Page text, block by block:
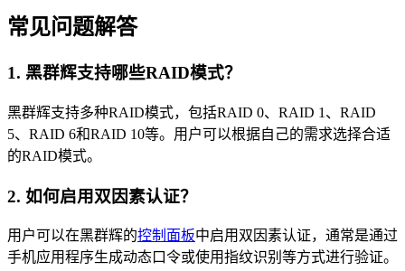
常见问题解答
1. 黑群辉支持哪些RAID模式？
黑群辉支持多种RAID模式，包括RAID 0、RAID 1、RAID
5、RAID 6和RAID 10等。用户可以根据自己的需求选择合适
的RAID模式。
2. 如何启用双因素认证？
用户可以在黑群辉的控制面板中启用双因素认证，通常是通过
手机应用程序生成动态口令或使用指纹识别等方式进行验证。